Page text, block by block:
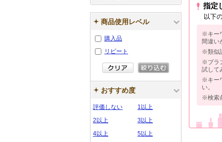
指定
以下
※キー
間違い
※類似
※ブラ
試して
※キー
い。
※検索
認証済み
商品使用レベル
購入品
リピート
おすすめ度
評価しない
1以上
2以上
3以上
4以上
5以上